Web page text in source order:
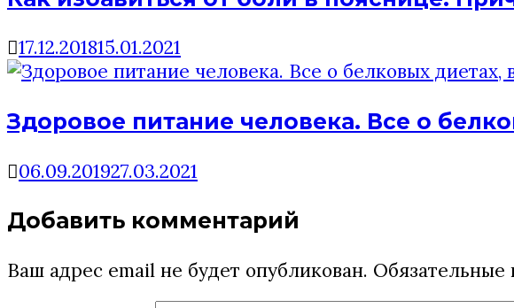
17.12.201815.01.2021
Здоровое питание человека. Все о
06.09.201927.03.2021
Добавить комментарий
Ваш адрес email не будет опубликован.